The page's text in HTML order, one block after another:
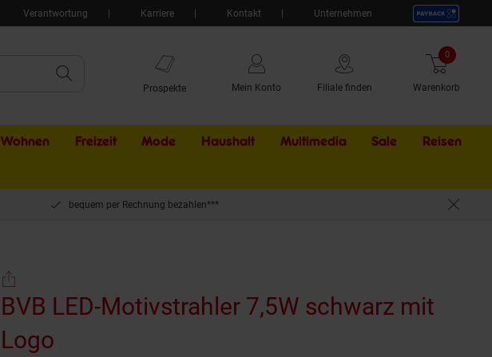
Verantwortung Karriere Kontakt Unternehmen
Prospekte Mein Konto Filiale finden Warenkorb
0 Artikel
Wohnen Freizeit Mode Haushalt Multimedia Sale Externer
Reisen
bequem per Rechnung bezahlen***
BVB LED-Motivstrahler 7,5W schwarz mit
Logo